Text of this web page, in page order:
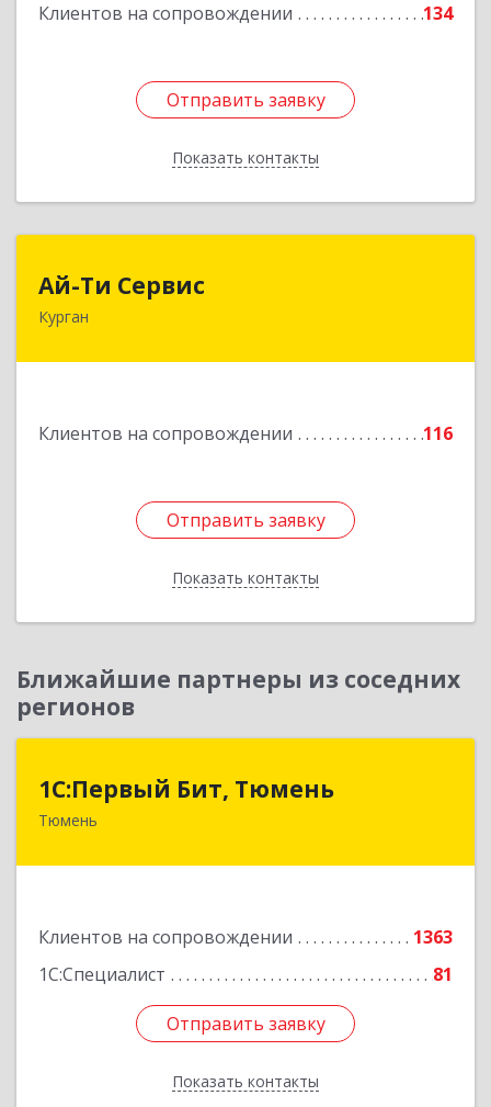
Клиентов на сопровождении 134
Отправить заявку
Показать контакты
Отправить заявку
Назад
Ай-Ти Сервис
Курган
Клиентов на сопровождении 116
Отправить заявку
Показать контакты
Отправить заявку
Назад
Ближайшие партнеры из соседних
регионов
1С:Первый Бит, Тюмень
Тюмень
Клиентов на сопровождении
1363
1С:Специалист
81
Отправить заявку
Показать контакты
1С:Первый Бит, Тюмень
625000, Тюменская обл, Тюмень г, Республики
Отправить заявку
Назад